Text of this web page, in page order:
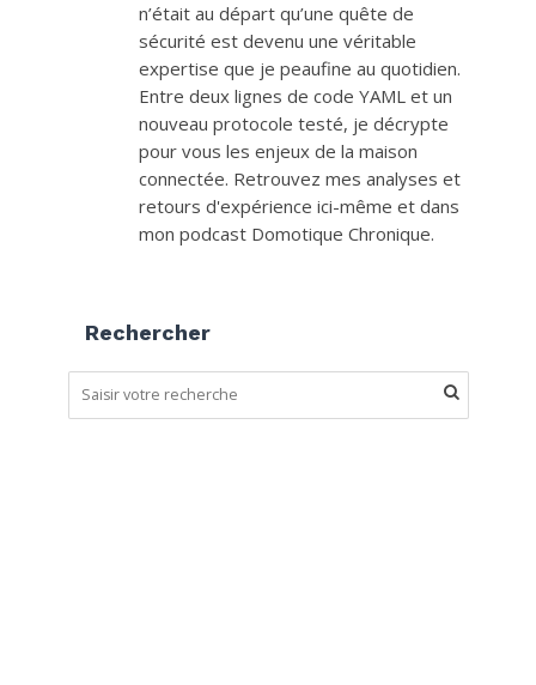
n’était au départ qu’une quête de
sécurité est devenu une véritable
expertise que je peaufine au quotidien.
Entre deux lignes de code YAML et un
nouveau protocole testé, je décrypte
pour vous les enjeux de la maison
connectée. Retrouvez mes analyses et
retours d'expérience ici-même et dans
mon podcast Domotique Chronique.
Rechercher